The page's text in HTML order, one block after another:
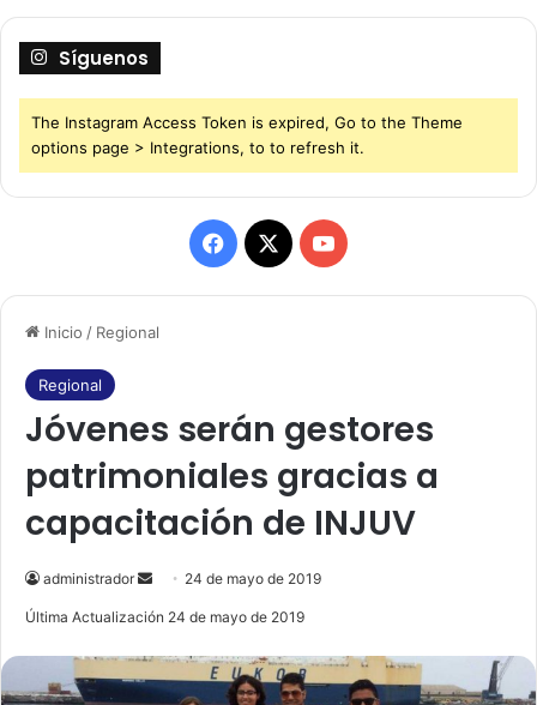
Inicio / Regional
Regional
Jóvenes serán gestores
patrimoniales gracias a
capacitación de INJUV
administrador
e
d
a
24 de mayo de 2019
Última Actualización 24 de mayo de 2019
Síguenos
The Instagram Access Token is expired, Go to the Theme
options page > Integrations, to to refresh it.
F
a
b
o
o
k
X
Y
o
u
b
e